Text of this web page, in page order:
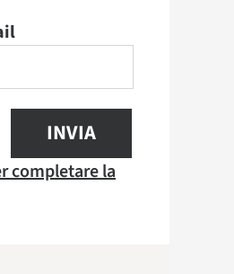
INVIA
completare la